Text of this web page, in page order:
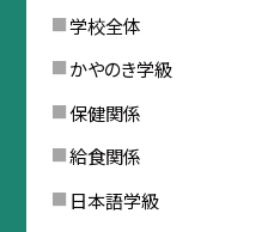
学校全体
かやのき学級
保健関係
給食関係
日本語学級